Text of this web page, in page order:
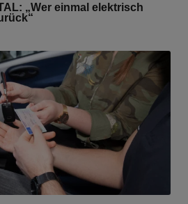
„Wer einmal elektrisch